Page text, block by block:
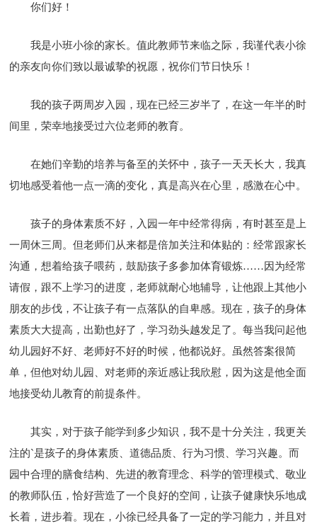
你们好！
我是小班小徐的家长。值此教师节来临之际，我谨代表小徐
的亲友向你们致以最诚挚的祝愿，祝你们节日快乐！
我的孩子两周岁入园，现在已经三岁半了，在这一年半的时
间里，荣幸地接受过六位老师的教育。
在她们辛勤的培养与备至的关怀中，孩子一天天长大，我真
切地感受着他一点一滴的变化，真是高兴在心里，感激在心中。
孩子的身体素质不好，入园一年中经常得病，有时甚至是上
一周休三周。但老师们从来都是倍加关注和体贴的：经常跟家长
沟通，想着给孩子喂药，鼓励孩子多参加体育锻炼……因为经常
请假，跟不上学习的进度，老师就耐心地辅导，让他跟上其他小
朋友的步伐，不让孩子有一点落队的自卑感。现在，孩子的身体
素质大大提高，出勤也好了，学习劲头越发足了。每当我问起他
幼儿园好不好、老师好不好的时候，他都说好。虽然答案很简
单，但他对幼儿园、对老师的亲近感让我欣慰，因为这是他全面
地接受幼儿教育的前提条件。
其实，对于孩子能学到多少知识，我不是十分关注，我更关
注的`是孩子的身体素质、道德品质、行为习惯、学习兴趣。而
园中合理的膳食结构、先进的教育理念、科学的管理模式、敬业
的教师队伍，恰好营造了一个良好的空间，让孩子健康快乐地成
长着，进步着。现在，小徐已经具备了一定的学习能力，并且对